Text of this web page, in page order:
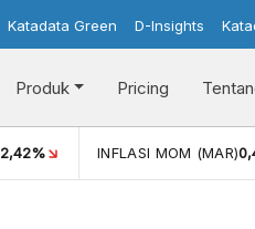
Katadata Green D-Insights
Produk Pricing
2,42% INFLASI MOM (MAR)